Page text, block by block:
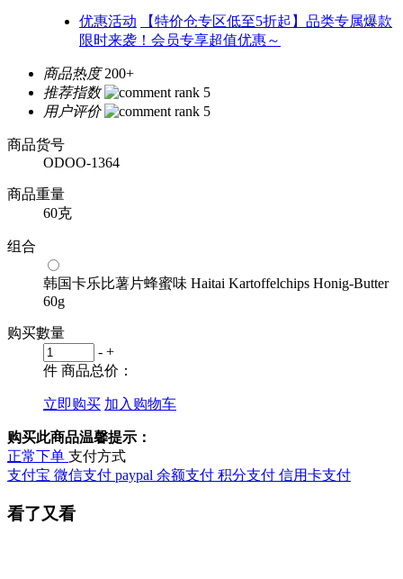
优惠活动
【特价仓专区低至5折起】品类专属爆款
限时来袭！会员专享超值优惠～
商品热度 200+
推荐指数
用户评价
商品货号
ODOO-1364
商品重量
60克
组合
韩国卡乐比薯片蜂蜜味 Haitai Kartoffelchips Honig-Butter
60g
购买數量
- +
件 商品总价：
立即购买 加入购物车
购买此商品温馨提示：
正常下单 支付方式
支付宝 微信支付 paypal 余额支付 积分支付 信用卡支付
看了又看